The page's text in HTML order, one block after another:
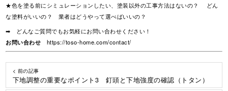
★色を塗る前にシミュレーションしたい、塗装以外の工事方法はないの？ どん
な塗料がいいの？ 業者はどうやって選べばいいの？
➡ どんなご質問でもお気軽にお問い合わせください！
お問い合わせ
https://toso-home.com/contact/
< 前の記事
下地調整の重要なポイント3 釘頭と下地強度の確認（トタン）